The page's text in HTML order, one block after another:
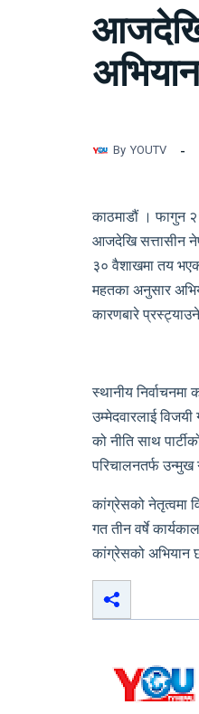
आजदेखि
By YOUTV
काठमाडौं । फागुन
आजदेखि सत्तासीन
३० वैशाखमा तय
महतका अनुसार
कारणबारे
स्थानीय निर्वाचनमा
उम्मेदवारलाई
को नीति साथ
परिचालनतर्फ
कांग्रेसको नेतृत्वमा
गत तीन वर्षे
कांग्रेसको अभियान